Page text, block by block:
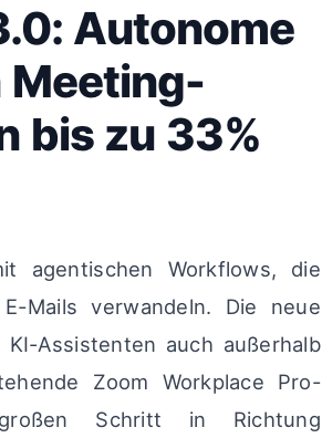
Autonome
Meeting-
bis zu 33%
agentischen Workflows, die
Mails verwandeln. Die neue
Assistenten auch außerhalb
Zoom Workplace Pro-
Schritt in Richtung